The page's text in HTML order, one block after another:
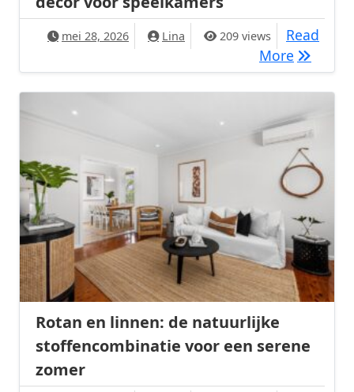
mei 28, 2026 Lina 209 views
Read
More
Rotan en linnen: de natuurlijke
stoffencombinatie voor een serene
zomer